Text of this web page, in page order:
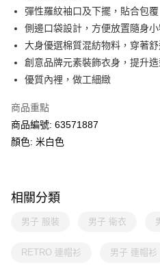
單筆訂單淨值滿$399可享免運費優
每筆HK$30.00，滿HK$399.00或以
滿$599可享澳門免運費優惠
彈性羅紋袖口及下擺，貼合包覆
側邊口袋設計，方便放置隨身
大身優選棉質混紡物料，穿著
創意品牌元素裝飾衣身，提升
優質內裡，做工細緻
商品重點
商品編號: 63571887
顏色: 米白色
相關分類
男子 服裝 男子 衛衣
RETRO 連帽衫 男子 連帽衫